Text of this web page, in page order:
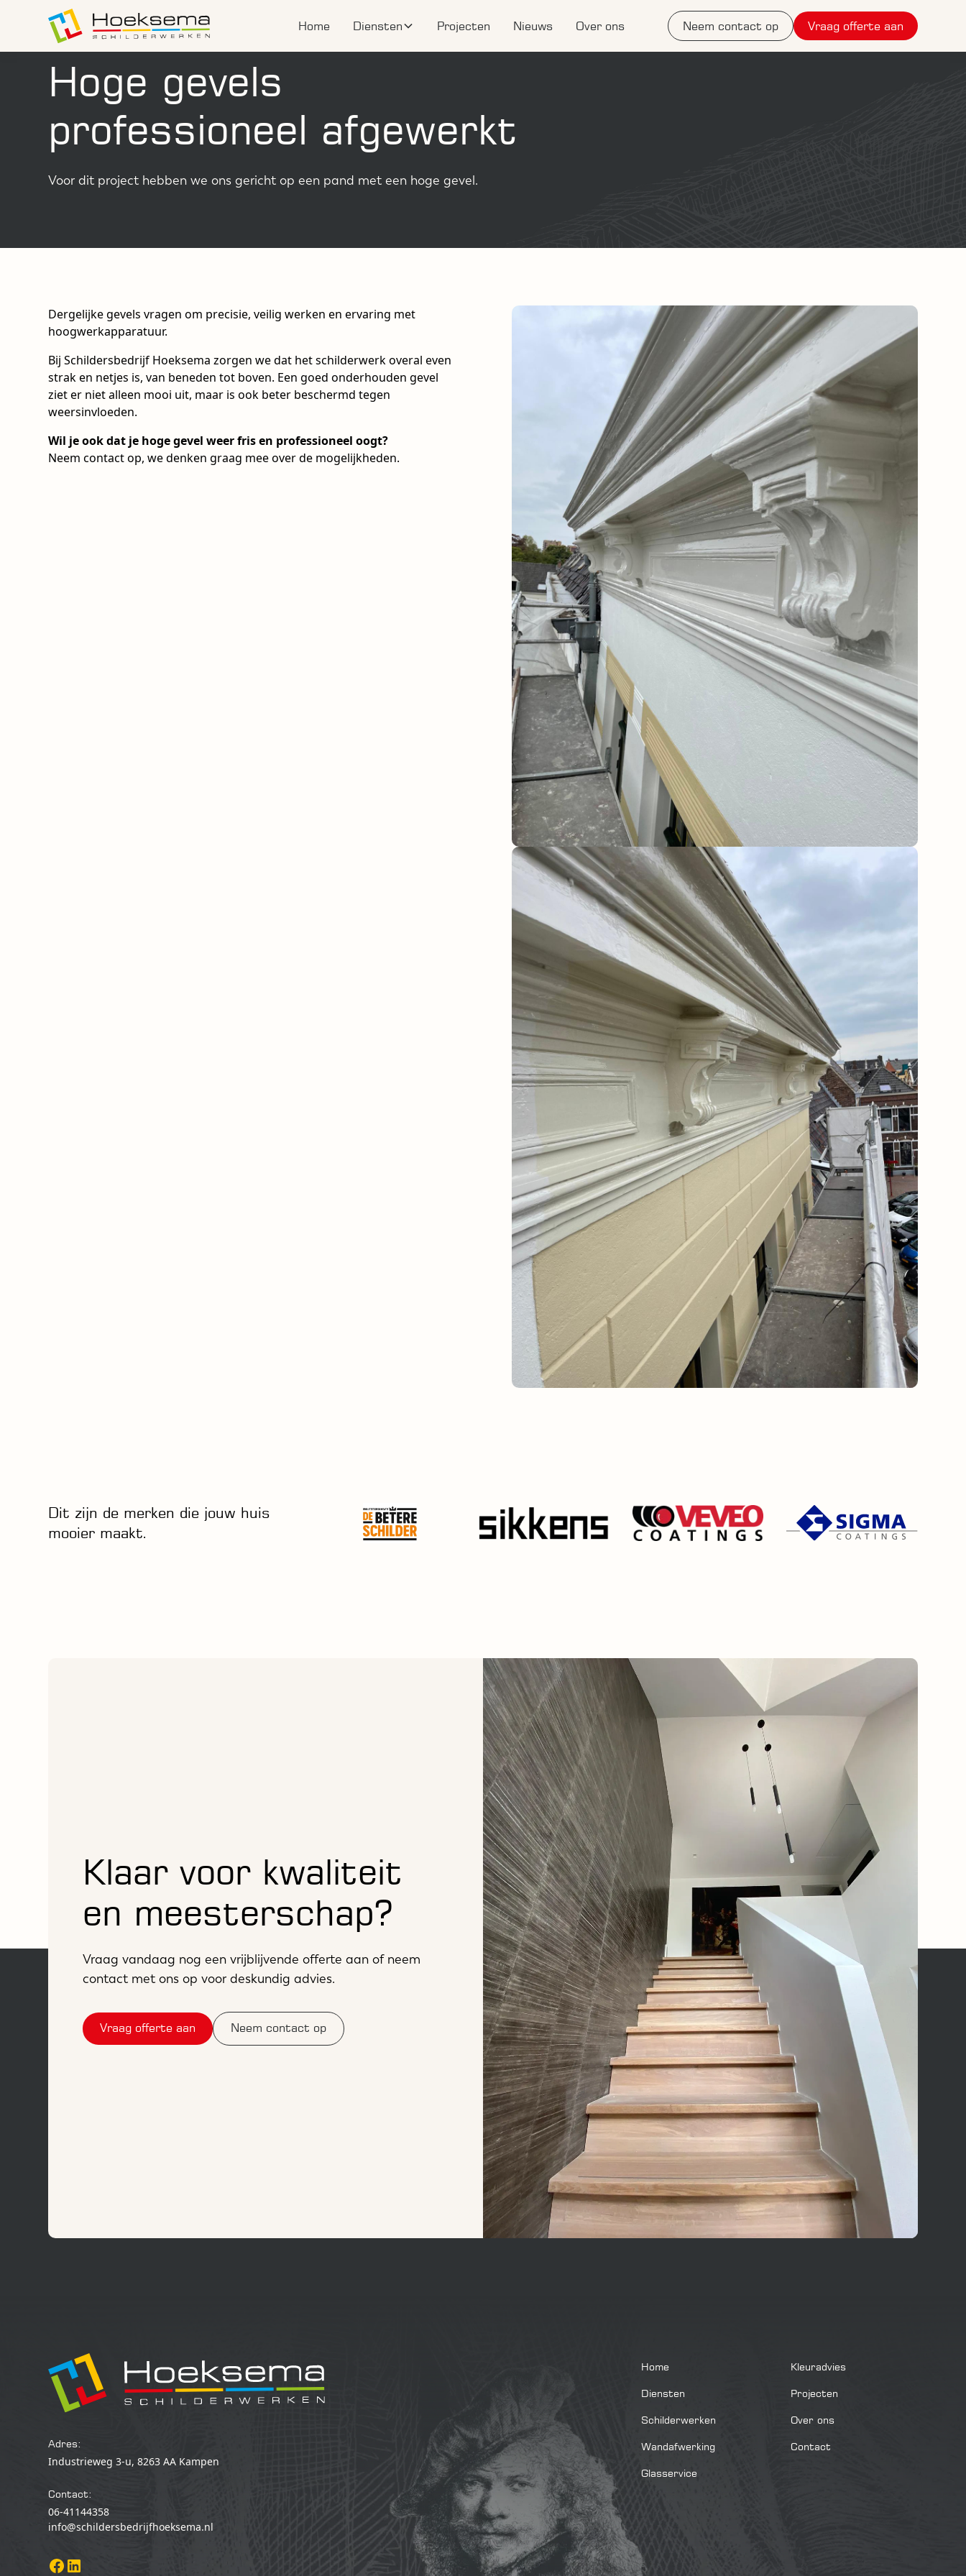
Home Diensten Projecten Nieuws Over ons Neem contact op Vraag offerte aan
Hoge gevels
professioneel afgewerkt
Voor dit project hebben we ons gericht op een pand met een hoge gevel.
Dergelijke gevels vragen om precisie, veilig werken en ervaring met
hoogwerkapparatuur.
Bij Schildersbedrijf Hoeksema zorgen we dat het schilderwerk overal even
strak en netjes is, van beneden tot boven. Een goed onderhouden gevel
ziet er niet alleen mooi uit, maar is ook beter beschermd tegen
weersinvloeden.
Wil je ook dat je hoge gevel weer fris en professioneel oogt?
Neem contact op, we denken graag mee over de mogelijkheden.
Dit zijn de merken die jouw huis
mooier maakt.
Klaar voor kwaliteit
en meesterschap?
Vraag vandaag nog een vrijblijvende offerte aan of neem
contact met ons op voor deskundig advies.
Vraag offerte aan Neem contact op
Adres:
Industrieweg 3-u, 8263 AA Kampen
Contact:
06-41144358
info@schildersbedrijfhoeksema.nl
Home
Diensten
Schilderwerken
Wandafwerking
Glasservice
Kleuradvies
Projecten
Over ons
Contact